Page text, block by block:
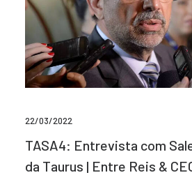
22/03/2022
TASA4: Entrevista com
da Taurus | Entre Reis &